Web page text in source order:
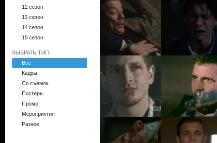
12 сезон
13 сезон
14 сезон
15 сезон
ВЫБРАТЬ ТИП:
Все
Кадры
Со съемок
Постеры
Промо
Мероприятия
Разное